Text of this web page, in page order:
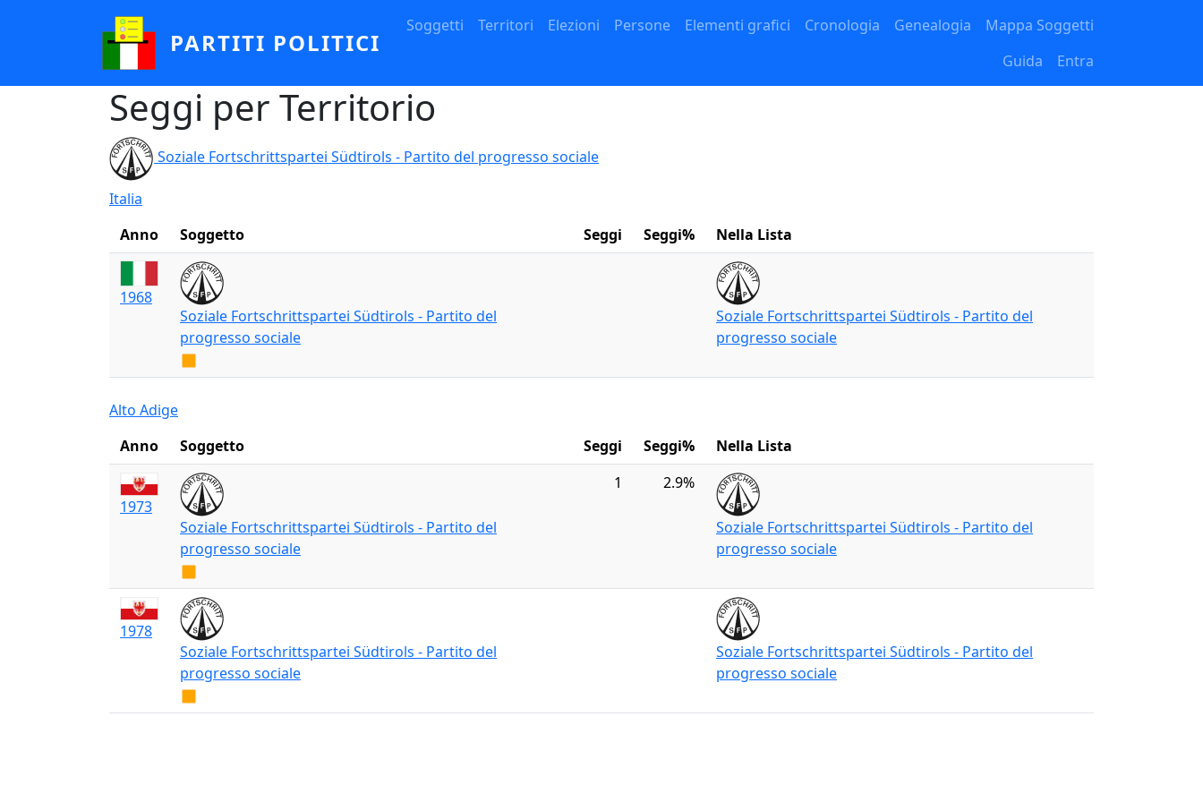
PARTITI POLITICI
Navigazione principale
Soggetti Territori Elezioni Persone Elementi grafici Cronologia Genealogia
Mappa Soggetti
Guida
Entra
Seggi per Territorio
Soziale Fortschrittspartei Südtirols - Partito del progresso sociale
Italia
Anno
Soggetto Seggi Seggi% Nella Lista
1968
Soziale Fortschrittspartei Südtirols - Partito del
progresso sociale
Soziale Fortschrittspartei Südtirols - Partito del
progresso sociale
Alto Adige
Anno
Soggetto Seggi Seggi% Nella Lista
1973
Soziale Fortschrittspartei Südtirols - Partito del
progresso sociale
1 2.9%
Soziale Fortschrittspartei Südtirols - Partito del
progresso sociale
1978
Soziale Fortschrittspartei Südtirols - Partito del
progresso sociale
Soziale Fortschrittspartei Südtirols - Partito del
progresso sociale